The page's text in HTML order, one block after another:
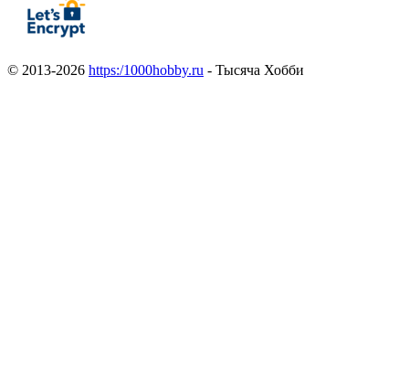
© 2013-2026 https:/1000hobby.ru - Тысяча Хобби